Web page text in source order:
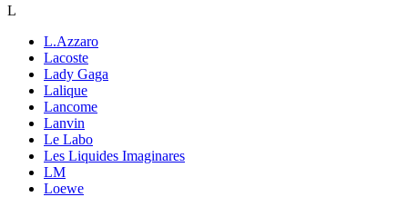
L
L.Azzaro
Lacoste
Lady Gaga
Lalique
Lancome
Lanvin
Le Labo
Les Liquides Imaginares
LM
Loewe